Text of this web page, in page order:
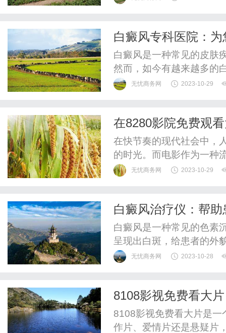
再除以分母3，得到结果...
白癜风专科医院：
白癜风是一种常见的皮肤
然而，如今有越来越多的
白癜风专科医院因其专业
还积累了大量临床经验，
无忧商务网 2023-10-29
在8280影院免费观
在快节奏的现代社会中，
的时光。而电影作为一种
会，让我们逃离现实，进
还是悬疑片，8280影院都
无忧商务网 2023-10-29
白癜风治疗仪：帮
白癜风是一种常见的色素
呈现出白斑，给患者的外
科技的不断进步，白癜风
全、无创、无痛的特点，
无忧商务网 2023-10-28
8108影视免费看大片
8108影视免费看大片是
作片、爱情片还是悬疑片